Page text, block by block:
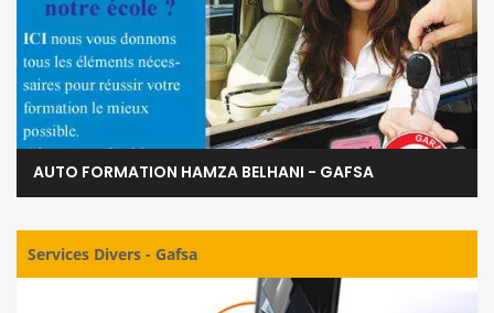
AUTO FORMATION HAMZA BELHANI - GAFSA
Services Divers - Gafsa